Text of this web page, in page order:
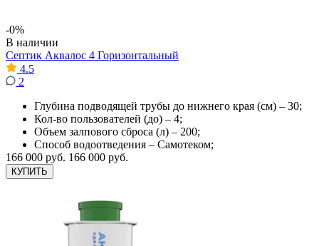
-0%
В наличии
Септик Аквалос 4 Горизонтальный
4.5
2
Глубина подводящей трубы до нижнего края (см) – 30;
Кол-во пользователей (до) – 4;
Объем залпового сброса (л) – 200;
Способ водоотведения – Самотеком;
166 000 руб. 166 000 руб.
КУПИТЬ